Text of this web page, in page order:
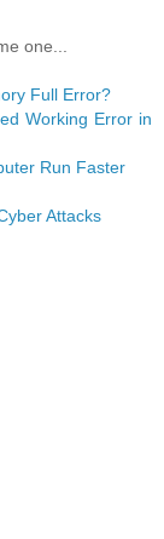
one...
Full Error?
Working Error in
Run Faster
Attacks